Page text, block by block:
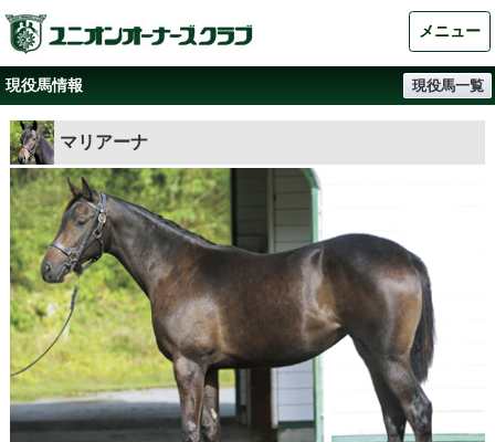
メニュー
現役馬情報 現役馬一覧
マリアーナ